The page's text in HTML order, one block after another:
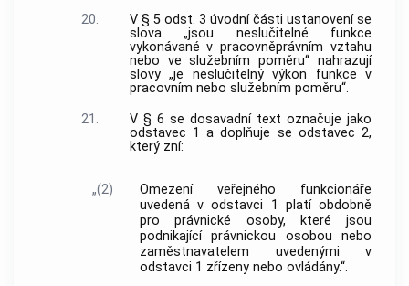
20.
V § 5 odst. 3 úvodní části ustanovení se
slova „jsou neslučitelné funkce
vykonávané v pracovněprávním vztahu
nebo ve služebním poměru“ nahrazují
slovy „je neslučitelný výkon funkce v
pracovním nebo služebním poměru“.
21.
V § 6 se dosavadní text označuje jako
odstavec 1 a doplňuje se odstavec 2,
který zní:
„(2)
Omezení veřejného funkcionáře
uvedená v odstavci 1 platí obdobně
pro právnické osoby, které jsou
podnikající právnickou osobou nebo
zaměstnavatelem uvedenými v
odstavci 1 zřízeny nebo ovládány.“.